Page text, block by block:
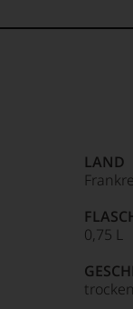
LAND
0,75 L
trocken